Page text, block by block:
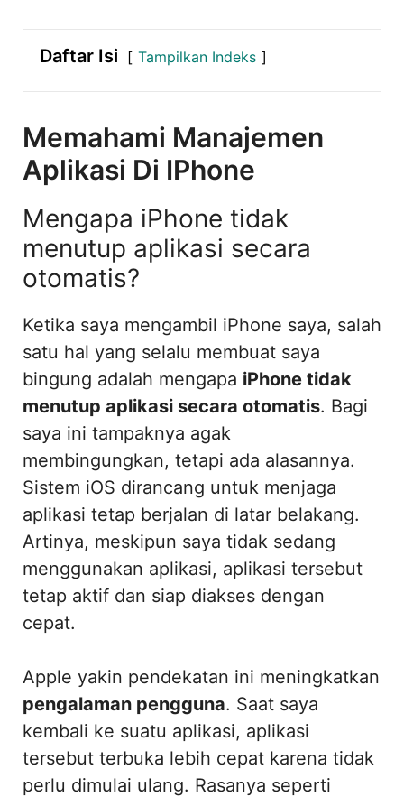
Daftar Isi Tampilkan Indeks
Memahami Manajemen
Aplikasi Di IPhone
Mengapa iPhone tidak
menutup aplikasi secara
otomatis?
Ketika saya mengambil iPhone saya, salah
satu hal yang selalu membuat saya
bingung adalah mengapa iPhone tidak
menutup aplikasi secara otomatis. Bagi
saya ini tampaknya agak
membingungkan, tetapi ada alasannya.
Sistem iOS dirancang untuk menjaga
aplikasi tetap berjalan di latar belakang.
Artinya, meskipun saya tidak sedang
menggunakan aplikasi, aplikasi tersebut
tetap aktif dan siap diakses dengan
cepat.
Apple yakin pendekatan ini meningkatkan
pengalaman pengguna. Saat saya
kembali ke suatu aplikasi, aplikasi
tersebut terbuka lebih cepat karena tidak
perlu dimulai ulang. Rasanya seperti